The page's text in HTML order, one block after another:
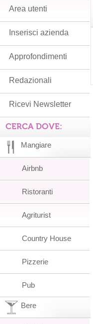
Area utenti
Inserisci azienda
Approfondimenti
Redazionali
Ricevi Newsletter
CERCA DOVE:
Mangiare
Airbnb
Ristoranti
Agriturist
Country House
Pizzerie
Pub
Bere